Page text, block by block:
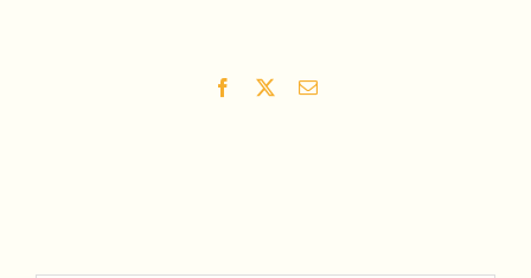
Facebook Email